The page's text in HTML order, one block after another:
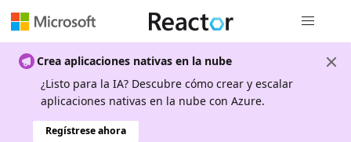
Crea aplicaciones nativas en la nube
¿Listo para la IA? Descubre cómo crear y escalar
aplicaciones nativas en la nube con Azure.
Regístrese ahora